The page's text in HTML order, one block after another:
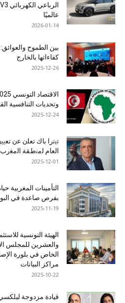
عالميًا
2026-01-14
بين الطموح
كفاءاتها بالخارج
2025-12-26
وتحديات التنافسية
2025-12-24
ﺗﯾﺗرا ﺑﺎك ﺗﻌﻠن ﻋن
اﻟﻌﺎم ﻟﻣﻧطﻘﺔ
2025-12-01
بفرص صاعدة في البورصة
2025-11-19
الهيئة التونسية
والعشرين للمجلس
الخاص في بلورة
مراكز البيانات
2025-10-22
قيادة مزدوجة